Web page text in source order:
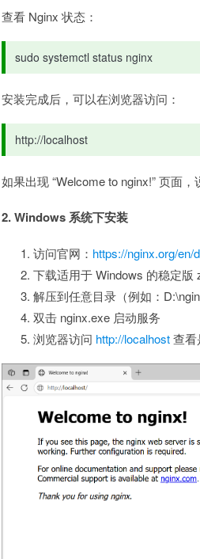
查看 Nginx 状态：
sudo systemctl status nginx
安装完成后，可以在浏览器访问：
http://localhost
如果出现 “Welcome to nginx!” 页面，
2. Windows 系统下安装
访问官网： https://nginx.org/en/
下载适用于 Windows 的稳定版
解压到任意目录（例如：
双击 nginx.exe 启动服务
浏览器访问 http://localhost查看